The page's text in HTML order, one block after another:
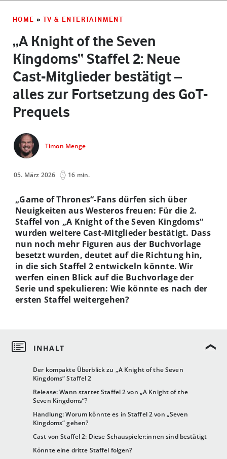
HOME » TV & ENTERTAINMENT
„A Knight of the Seven
Kingdoms“ Staffel 2: Neue
Cast-Mitglieder bestätigt –
alles zur Fortsetzung des GoT-
Prequels
Timon Menge
05. März 2026 16 min.
Der kompakte Überblick zu „A Knight of the Seven
Kingdoms“ Staffel 2
Release: Wann startet Staffel 2 von „A Knight of the
Seven Kingdoms“?
Handlung: Worum könnte es in Staffel 2 von „Seven
Kingdoms“ gehen?
Cast von Staffel 2: Diese Schauspieler:innen sind bestätigt
Könnte eine dritte Staffel folgen?
„Game of Thrones“-Fans dürfen sich über
Neuigkeiten aus Westeros freuen: Für die 2.
Staffel von „A Knight of the Seven Kingdoms“
wurden weitere Cast-Mitglieder bestätigt. Dass
nun noch mehr Figuren aus der Buchvorlage
besetzt wurden, deutet auf die Richtung hin,
in die sich Staffel 2 entwickeln könnte. Wir
werfen einen Blick auf die Buchvorlage der
Serie und spekulieren: Wie könnte es nach der
ersten Staffel weitergehen?